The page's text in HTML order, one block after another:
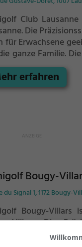
Club
Die
für Erwachsene
ganze Familie.
Schlägen alle
erfahren
Bougy-
du Signal 1, 1172 Bougy-
Bougy-
Villars. Die
als auch für